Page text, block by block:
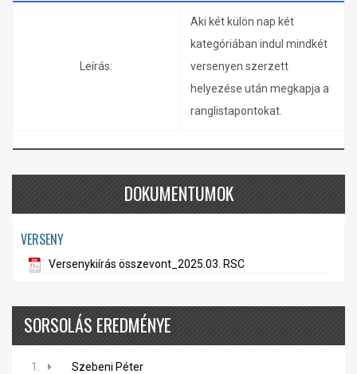
Leírás:
Aki két külön nap két
kategóriában indul mindkét
versenyen szerzett
helyezése után megkapja a
ranglistapontokat.
DOKUMENTUMOK
VERSENY
Versenykiírás összevont_2025.03. RSC
SORSOLÁS EREDMÉNYE
1.
Szebeni Péter